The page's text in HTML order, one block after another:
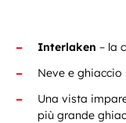
Interlaken – la
Neve e ghiaccio
Una vista
più grande